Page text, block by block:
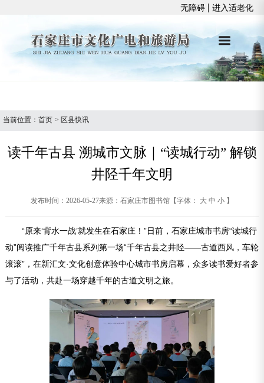
无障碍 |进入适老化
当前位置：首页 >区县快讯
读千年古县 溯城市文脉｜“读城行动” 解锁
井陉千年文明
发布时间：2026-05-27来源：石家庄市图书馆 【字体： 大 中 小 】
“原来‘背水一战’就发生在石家庄！”日前，石家庄城市书房“读城行
动”阅读推广千年古县系列第一场“千年古县之井陉——古道西风，车轮
滚滚”，在新汇文·文化创意体验中心城市书房启幕，众多读书爱好者参
与了活动，共赴一场穿越千年的古道文明之旅。